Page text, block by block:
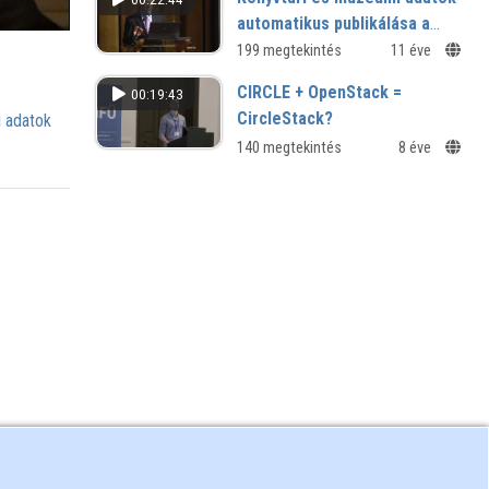
adatok
automatikus publikálása a
szemantikus weben - az
állása
199 megtekintés 11 éve
00:19:43
CIRCLE + OpenStack =
CircleStack?
140 megtekintés 8 éve